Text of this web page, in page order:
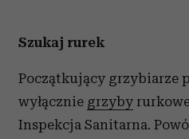
Szukaj rurek
Początkujący grzybiarze
wyłącznie grzyby
Inspekcja Sanitarna.